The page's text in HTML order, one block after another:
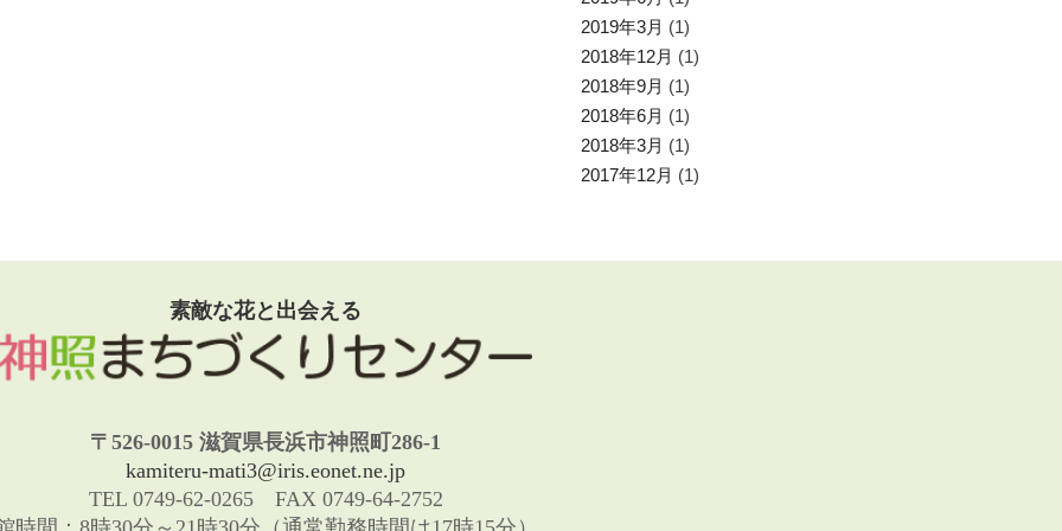
2019年3月 (1)
2018年12月 (1)
2018年9月 (1)
2018年6月 (1)
2018年3月 (1)
2017年12月 (1)
素敵な花と出会える
〒526-0015 滋賀県長浜市神照町286-1
kamiteru-mati3@iris.eonet.ne.jp
TEL 0749-62-0265 FAX 0749-64-2752